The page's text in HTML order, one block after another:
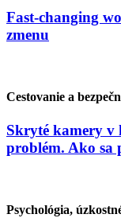
Fast-changing
zmenu
Cestovanie a
Skryté kamery v
problém. Ako
Psychológia,